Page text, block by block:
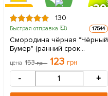
20
ХИТ ГОДА
130
Быстрая отправка 17544
Смородина чёрная "Чёрный
Бумер" (ранний срок
созревания, вкус один из
лучших среди
крупноплодных) 1 саженец
в упаковке
цена 153грн 123 грн
- +